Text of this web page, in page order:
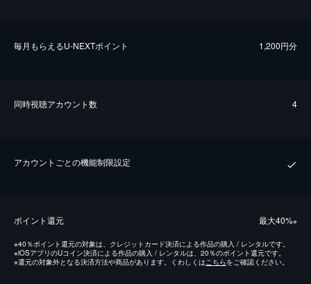
毎⽉もらえるU-NEXTポイント 1,200円分
同時視聴アカウント数 4
アカウントごとの機能制限設定
ポイント還元 最⼤40%※
※40％ポイント還元の対象は、クレジットカード決済による作品の購入 / レンタルです。
※iOSアプリのUコイン決済による作品の購入 / レンタルは、20％のポイント還元です。
※還元の対象外となる決済方法や商品があります。くわしくは こちらをご確認ください。